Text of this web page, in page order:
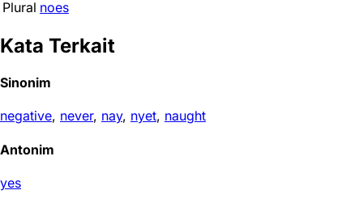
Plural noes
Kata Terkait
Sinonim
negative, never, nay, nyet, naught
Antonim
yes